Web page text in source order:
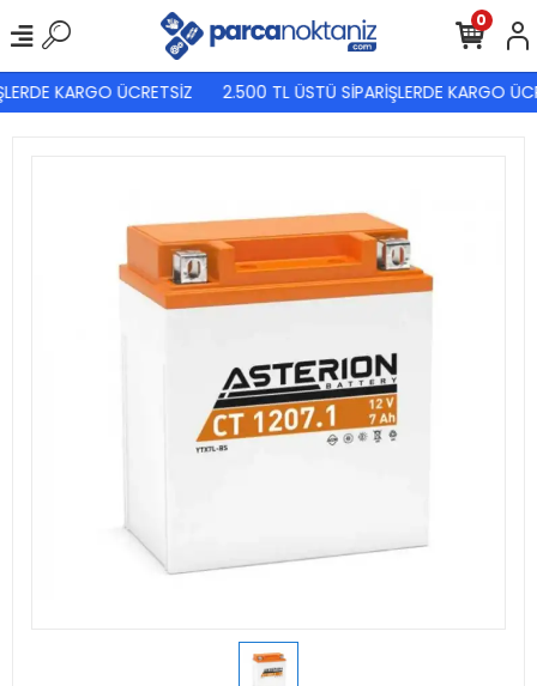
KARGO ÜCRETSİZ 2.500 TL ÜSTÜ SİPARİŞLERDE KARGO
0